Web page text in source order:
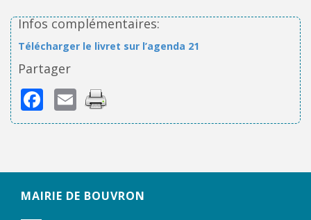
Infos complémentaires:
Télécharger le livret sur l’agenda 21
Partager
Facebook
Email
MAIRIE DE BOUVRON